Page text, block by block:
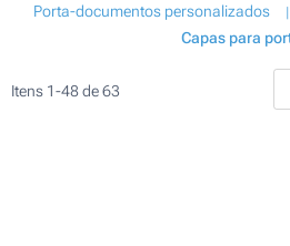
Porta-documentos personalizados
Capas para
Itens 1-48de63